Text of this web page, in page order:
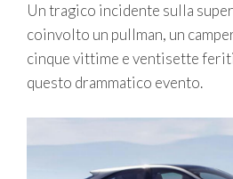
Un tragico incidente sulla
coinvolto un pullman, un
cinque vittime e ventisette
questo drammatico evento.